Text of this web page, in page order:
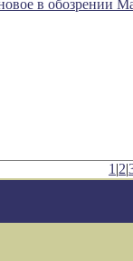
в обозрении
1 |2|